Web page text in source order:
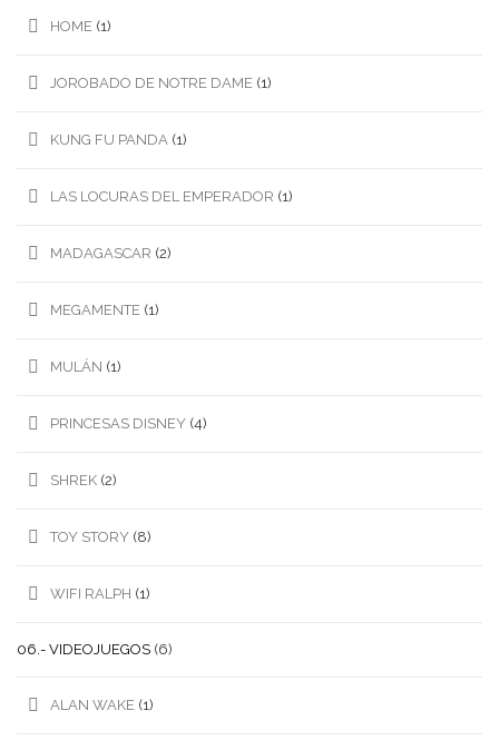
HOME (1)
JOROBADO DE NOTRE DAME (1)
KUNG FU PANDA (1)
LAS LOCURAS DEL EMPERADOR (1)
MADAGASCAR (2)
MEGAMENTE (1)
MULÁN (1)
PRINCESAS DISNEY (4)
SHREK (2)
TOY STORY (8)
WIFI RALPH (1)
06.- VIDEOJUEGOS (6)
ALAN WAKE (1)